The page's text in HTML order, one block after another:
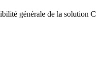
générale de la solution